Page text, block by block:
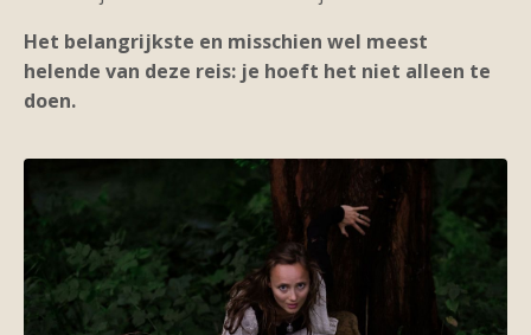
Het belangrijkste en misschien wel meest
helende van deze reis: je hoeft het niet alleen te
doen.